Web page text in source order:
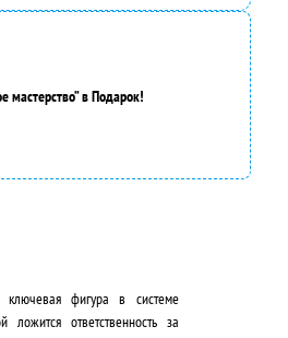
мастерство” в Подарок!
ключевая фигура в системе
ответственность за